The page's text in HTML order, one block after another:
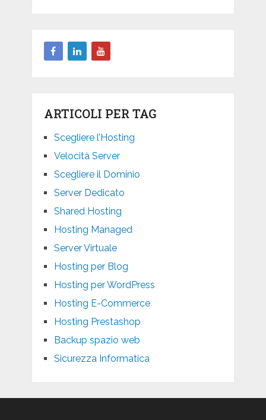
ARTICOLI PER TAG
Scegliere l’Hosting
Velocità Server
Scegliere il Dominio
Server Dedicato
Shared Hosting
Hosting Managed
Server Virtuale
Hosting per Blog
Hosting per WordPress
Hosting E-Commerce
Hosting Prestashop
Backup spazio web
Sicurezza Informatica